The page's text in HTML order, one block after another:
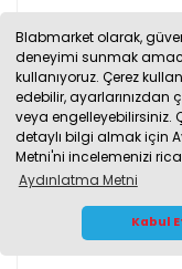
Blabmarket olarak,
deneyimi sunmak
kullanıyoruz. Çerez
edebilir, ayarlarınızdan
veya engelleyebilirsiniz.
detaylı bilgi almak için
Metni'ni incelemenizi
Aydınlatma Metni
Kabul
WHATSAPP